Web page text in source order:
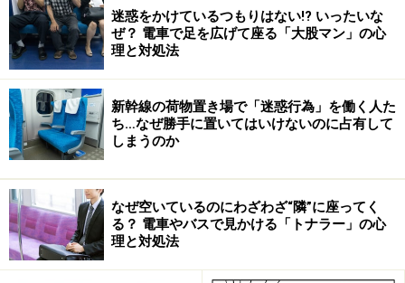
実は、Ｃ部長の会社はＢ部長の競合にあたります。そし
てＢ部長は競合との付き合いをとても嫌がっていまし
た。感情的になりやすい人だということもあり、Ａ君は
Ｃ部長との付き合いを言えずにいたのです。
さて、あなたならどうしますか？
この場合は、現場を押さえられてしまったのと同じ。知
迷惑をかけているつもりはない!? いったいな
ぜ？ 電車で足を広げて座る「大股マン」の心
理と対処法
新幹線の荷物置き場で「迷惑行為」を働く人た
ち…なぜ勝手に置いてはいけないのに占有して
しまうのか
なぜ空いているのにわざわざ“隣”に座ってく
る？ 電車やバスで見かける「トナラー」の心
理と対処法